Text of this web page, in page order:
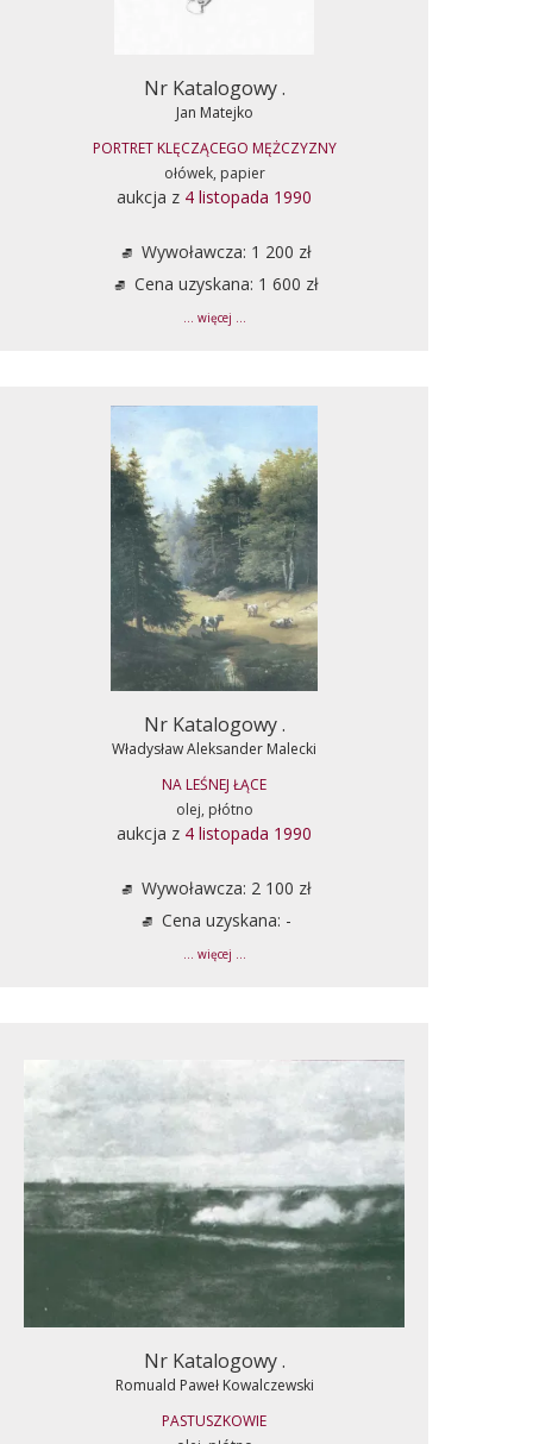
Nr Katalogowy .
Jan Matejko
PORTRET KLĘCZĄCEGO MĘŻCZYZNY
ołówek, papier
aukcja z 4 listopada 1990
Wywoławcza: 1 200 zł
Cena uzyskana: 1 600 zł
... więcej ...
Nr Katalogowy .
Władysław Aleksander Malecki
NA LEŚNEJ ŁĄCE
olej, płótno
aukcja z 4 listopada 1990
Wywoławcza: 2 100 zł
Cena uzyskana: -
... więcej ...
Nr Katalogowy .
Romuald Paweł Kowalczewski
PASTUSZKOWIE